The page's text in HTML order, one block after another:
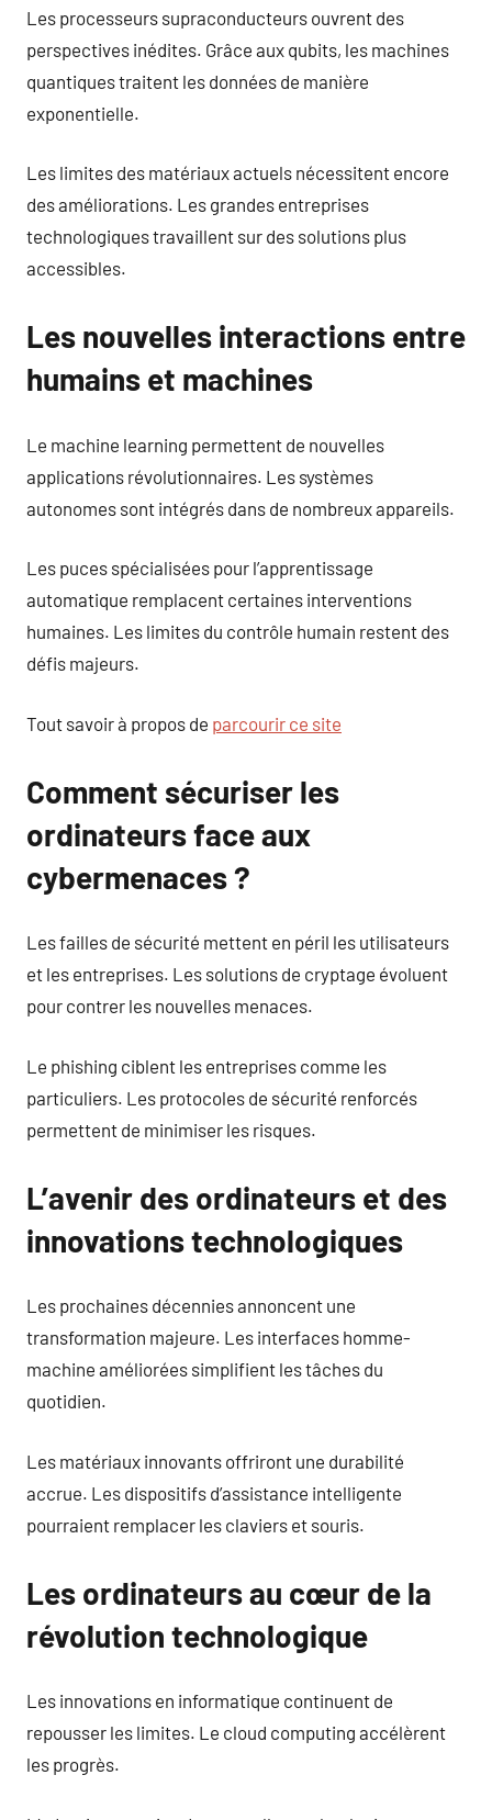
Les processeurs supraconducteurs ouvrent des
perspectives inédites. Grâce aux qubits, les machines
quantiques traitent les données de manière
exponentielle.
Les limites des matériaux actuels nécessitent encore
des améliorations. Les grandes entreprises
technologiques travaillent sur des solutions plus
accessibles.
Les nouvelles interactions entre
humains et machines
Le machine learning permettent de nouvelles
applications révolutionnaires. Les systèmes
autonomes sont intégrés dans de nombreux appareils.
Les puces spécialisées pour l’apprentissage
automatique remplacent certaines interventions
humaines. Les limites du contrôle humain restent des
défis majeurs.
Tout savoir à propos de parcourir ce site
Comment sécuriser les
ordinateurs face aux
cybermenaces ?
Les failles de sécurité mettent en péril les utilisateurs
et les entreprises. Les solutions de cryptage évoluent
pour contrer les nouvelles menaces.
Le phishing ciblent les entreprises comme les
particuliers. Les protocoles de sécurité renforcés
permettent de minimiser les risques.
L’avenir des ordinateurs et des
innovations technologiques
Les prochaines décennies annoncent une
transformation majeure. Les interfaces homme-
machine améliorées simplifient les tâches du
quotidien.
Les matériaux innovants offriront une durabilité
accrue. Les dispositifs d’assistance intelligente
pourraient remplacer les claviers et souris.
Les ordinateurs au cœur de la
révolution technologique
Les innovations en informatique continuent de
repousser les limites. Le cloud computing accélèrent
les progrès.